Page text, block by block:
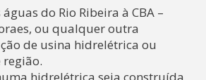
do Rio Ribeira à CBA –
ou qualquer outra
de usina hidrelétrica ou